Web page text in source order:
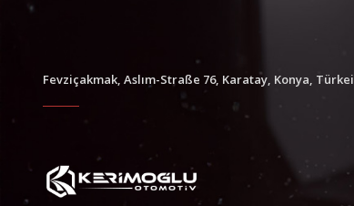
Fevziçakmak, Aslım-Straße 76, Karatay, Konya, Türkei